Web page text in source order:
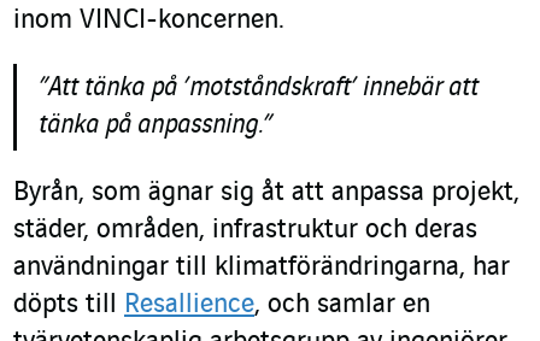
inom VINCI-koncernen.
”Att tänka på ’motståndskraft’ innebär att
tänka på anpassning.”
Byrån, som ägnar sig åt att anpassa projekt,
städer, områden, infrastruktur och deras
användningar till klimatförändringarna, har
döpts till Resallience, och samlar en